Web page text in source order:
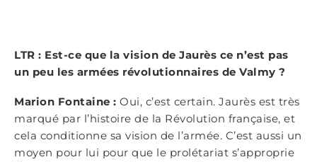
LTR : Est-ce que la vision de Jaurès ce n’est pas
un peu les armées révolutionnaires de Valmy ?
Marion Fontaine : Oui, c’est certain. Jaurès est très
marqué par l’histoire de la Révolution française, et
cela conditionne sa vision de l’armée. C’est aussi un
moyen pour lui pour que le prolétariat s’approprie